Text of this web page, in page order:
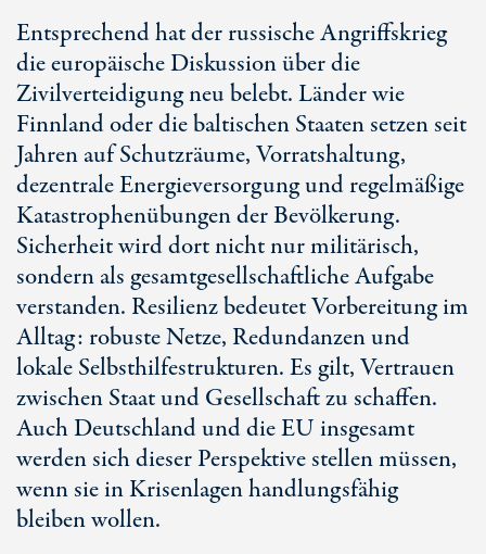
Entsprechend hat der russische Angriffskrieg
die europäische Diskussion über die
Zivilverteidigung neu belebt. Länder wie
Finnland oder die baltischen Staaten setzen seit
Jahren auf Schutzräume, Vorratshaltung,
dezentrale Energieversorgung und regelmäßige
Katastrophenübungen der Bevölkerung.
Sicherheit wird dort nicht nur militärisch,
sondern als gesamtgesellschaftliche Aufgabe
verstanden. Resilienz bedeutet Vorbereitung im
Alltag: robuste Netze, Redundanzen und
lokale Selbsthilfestrukturen. Es gilt, Vertrauen
zwischen Staat und Gesellschaft zu schaffen.
Auch Deutschland und die EU insgesamt
werden sich dieser Perspektive stellen müssen,
wenn sie in Krisenlagen handlungsfähig
bleiben wollen.